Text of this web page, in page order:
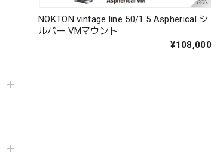
NOKTON vintage line 50/1.5 Aspherical シ
ルバー VMマウント
¥108,000